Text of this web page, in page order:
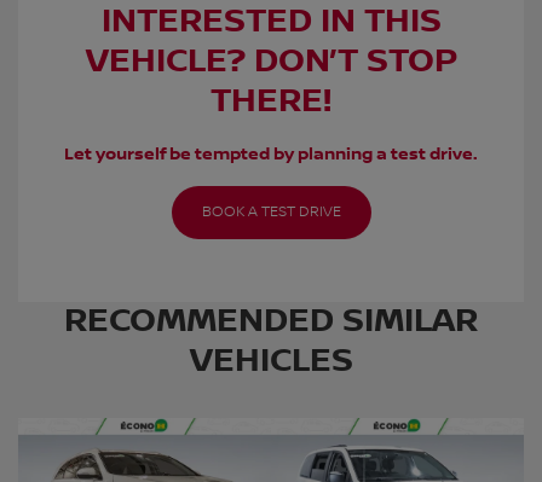
INTERESTED IN THIS
VEHICLE? DON’T STOP
THERE!
Let yourself be tempted by planning a test drive.
BOOK A TEST DRIVE
RECOMMENDED SIMILAR
VEHICLES